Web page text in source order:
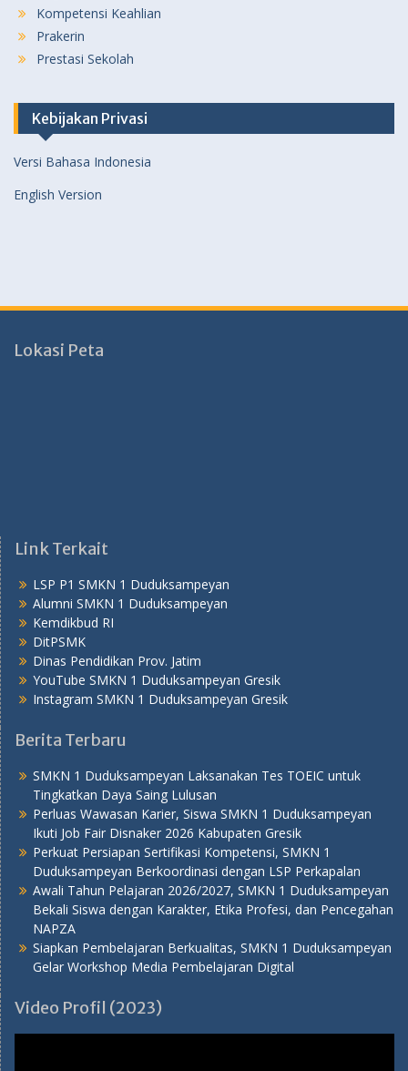
Kompetensi Keahlian
Prakerin
Prestasi Sekolah
Kebijakan Privasi
Versi Bahasa Indonesia
English Version
Lokasi Peta
Link Terkait
LSP P1 SMKN 1 Duduksampeyan
Alumni SMKN 1 Duduksampeyan
Kemdikbud RI
DitPSMK
Dinas Pendidikan Prov. Jatim
YouTube SMKN 1 Duduksampeyan Gresik
Instagram SMKN 1 Duduksampeyan Gresik
Berita Terbaru
SMKN 1 Duduksampeyan Laksanakan Tes TOEIC untuk
Tingkatkan Daya Saing Lulusan
Perluas Wawasan Karier, Siswa SMKN 1 Duduksampeyan
Ikuti Job Fair Disnaker 2026 Kabupaten Gresik
Perkuat Persiapan Sertifikasi Kompetensi, SMKN 1
Duduksampeyan Berkoordinasi dengan LSP Perkapalan
Awali Tahun Pelajaran 2026/2027, SMKN 1 Duduksampeyan
Bekali Siswa dengan Karakter, Etika Profesi, dan Pencegahan
NAPZA
Siapkan Pembelajaran Berkualitas, SMKN 1 Duduksampeyan
Gelar Workshop Media Pembelajaran Digital
Video Profil (2023)